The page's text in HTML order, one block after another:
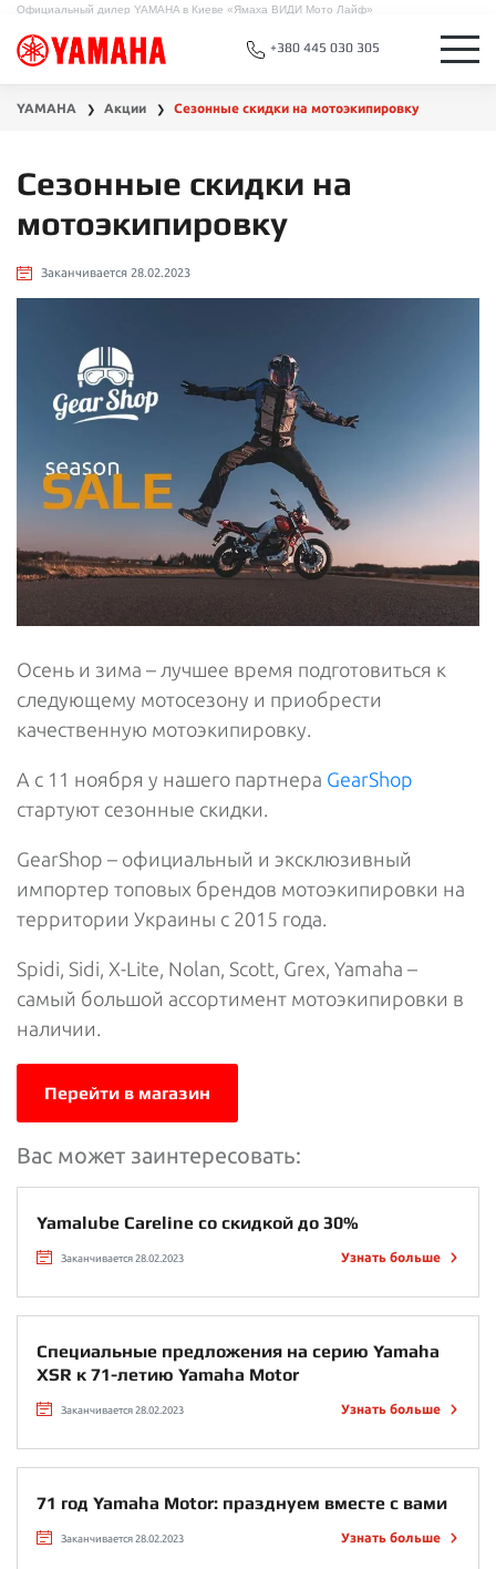
Официальный дилер YAMAHA в Киеве «Ямаха ВИДИ Мото Лайф»
+380 445 030 305
YAMAHA ❯ Акции ❯ Сезонные скидки на мотоэкипировку
Сезонные скидки на
мотоэкипировку
Заканчивается 28.02.2023
Осень и зима – лучшее время подготовиться к
следующему мотосезону и приобрести
качественную мотоэкипировку.
А с 11 ноября у нашего партнера GearShop
стартуют сезонные скидки.
GearShop – официальный и эксклюзивный
импортер топовых брендов мотоэкипировки на
территории Украины с 2015 года.
Spidi, Sidi, X-Lite, Nolan, Scott, Grex, Yamaha –
самый большой ассортимент мотоэкипировки в
наличии.
Перейти в магазин
Вас может заинтересовать:
Yamalube Careline со скидкой до 30%
Заканчивается 28.02.2023 Узнать больше
Специальные предложения на серию Yamaha
XSR к 71-летию Yamaha Motor
Заканчивается 28.02.2023 Узнать больше
71 год Yamaha Motor: празднуем вместе с вами
Заканчивается 28.02.2023 Узнать больше